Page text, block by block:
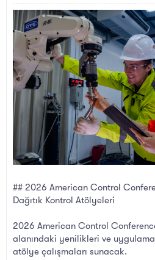
a
n
t
a
r
i
h
## 2026 American Control
Dağıtık Kontrol Atölyeleri
2026 American Control
alanındaki yenilikleri ve
atölye çalışmaları sunacak.